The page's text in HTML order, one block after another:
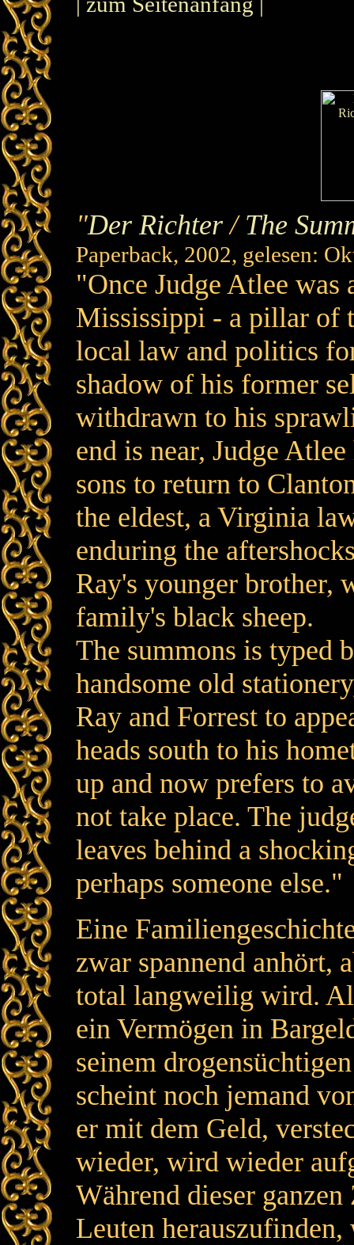
"Der Richter/ The
Paperback, 2002, gelesen:
"Once Judge Atlee
Mississippi - a pillar of
local law and politics
shadow of his former
withdrawn to his
end is near, Judge
sons to return to
the eldest, a Virginia
enduring the
Ray's younger brother,
family's black sheep.
The summons is typed
handsome old
Ray and Forrest to
heads south to his
up and now prefers to
not take place. The
leaves behind a
perhaps someone else."
Eine
zwar spannend anhört,
total langweilig wird.
ein Vermögen in
seinem
scheint noch jemand
er mit dem Geld,
wieder, wird wieder
Während dieser
Leuten herauszufinden,